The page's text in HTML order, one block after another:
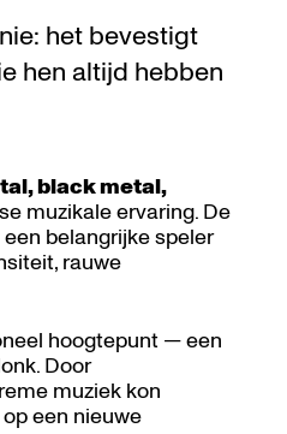
het bevestigt
hen altijd hebben
black metal,
muzikale ervaring. De
belangrijke speler
rauwe
hoogtepunt — een
Door
muziek kon
een nieuwe